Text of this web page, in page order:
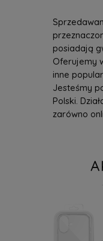
posiadają
Oferujemy
inne
Jesteśmy
Polski.
zarówno